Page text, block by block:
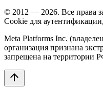
© 2012 — 2026. Все права
Cookie для
Meta Platforms Inc.
организация признана
запрещена на территории
arrow_upward